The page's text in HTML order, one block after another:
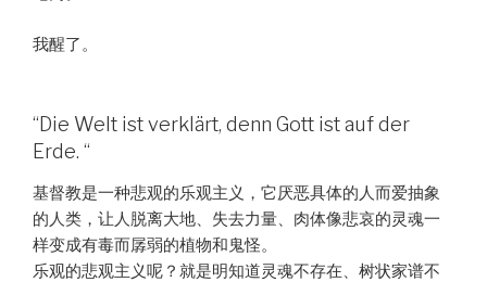
我醒了。
“Die Welt ist verklärt, denn Gott ist auf der
Erde. “
基督教是一种悲观的乐观主义，它厌恶具体的人而爱抽象
的人类，让人脱离大地、失去力量、肉体像悲哀的灵魂一
样变成有毒而孱弱的植物和鬼怪。
乐观的悲观主义呢？就是明知道灵魂不存在、树状家谱不